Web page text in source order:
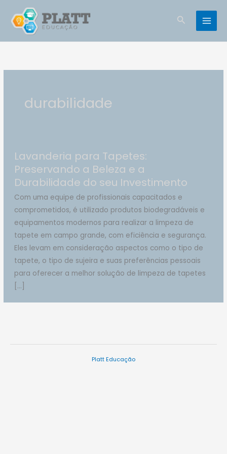
para
conteúdo
Pesquisar
durabilidade
Lavanderia para Tapetes:
Preservando a Beleza e a
Durabilidade do seu Investimento
Com uma equipe de profissionais capacitados e
comprometidos, é utilizado produtos biodegradáveis e
equipamentos modernos para realizar a limpeza de
tapete em campo grande, com eficiência e segurança.
Eles levam em consideração aspectos como o tipo de
tapete, o tipo de sujeira e suas preferências pessoais
para oferecer a melhor solução de limpeza de tapetes
[…]
Platt Educação